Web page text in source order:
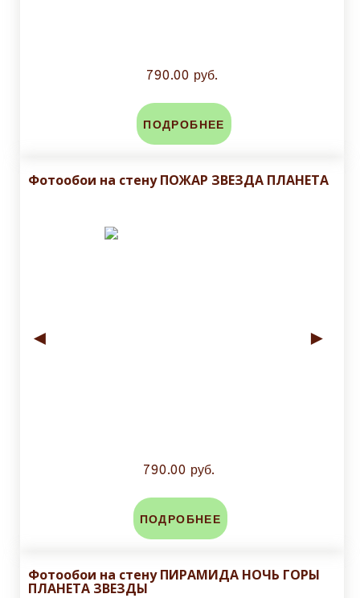
790.00 руб.
ПОДРОБНЕЕ
Фотообои на стену ПОЖАР ЗВЕЗДА ПЛАНЕТА
◄ ►
790.00 руб.
ПОДРОБНЕЕ
Фотообои на стену ПИРАМИДА НОЧЬ ГОРЫ
ПЛАНЕТА ЗВЕЗДЫ